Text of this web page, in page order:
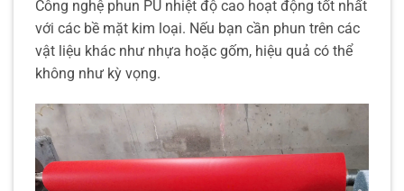
Công nghệ phun PU nhiệt độ cao hoạt động tốt nhất
với các bề mặt kim loại. Nếu bạn cần phun trên các
vật liệu khác như nhựa hoặc gốm, hiệu quả có thể
không như kỳ vọng.